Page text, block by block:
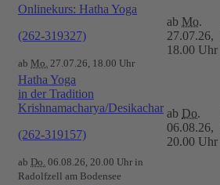
Onlinekurs: Hatha Yoga
(262-319327)
ab Mo. 27.07.26, 18.00 Uhr
ab Mo.
27.07.26,
18.00 Uhr
Hatha Yoga
in der Tradition
Krishnamacharya/Desikachar
(262-319157)
ab Do. 06.08.26, 20.00 Uhr in
Radolfzell am Bodensee
ab Do.
06.08.26,
20.00 Uhr